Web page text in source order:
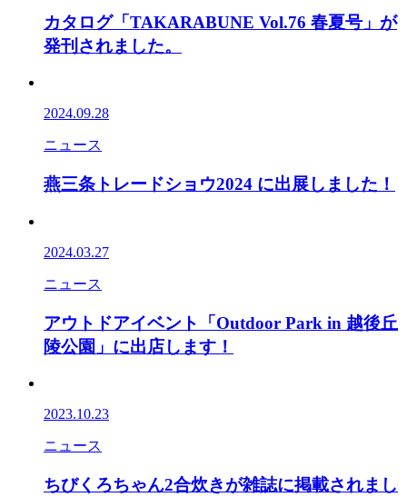
カタログ「TAKARABUNE Vol.76 春夏号」が
発刊されました。
2024.09.28
ニュース
燕三条トレードショウ2024 に出展しました！
2024.03.27
ニュース
アウトドアイベント「Outdoor Park in 越後丘
陵公園」に出店します！
2023.10.23
ニュース
ちびくろちゃん2合炊きが雑誌に掲載されまし